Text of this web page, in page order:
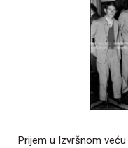
Prijem u Izvršnom